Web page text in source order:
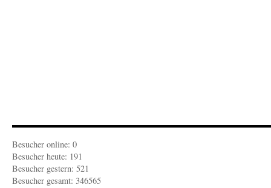
Besucher online: 0
Besucher heute: 191
Besucher gestern: 521
Besucher gesamt: 346565